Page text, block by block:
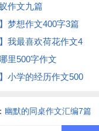
作文九篇
】梦想作文400字3篇
】我最喜欢荷花作文4
里500字作文
】小学的经历作文500
幽默的同桌作文汇编7篇